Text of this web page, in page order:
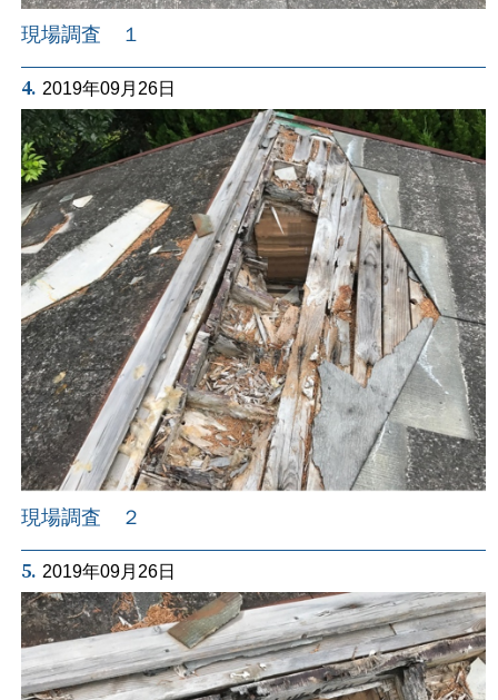
現場調査 １
4. 2019年09月26日
現場調査 ２
5. 2019年09月26日